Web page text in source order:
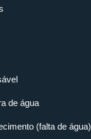
de água
(falta de água)